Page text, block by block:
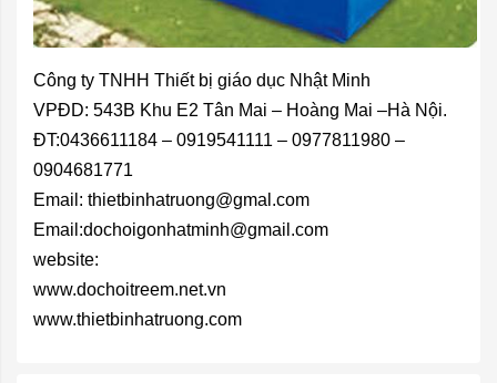
Công ty TNHH Thiết bị giáo dục Nhật Minh
VPĐD: 543B Khu E2 Tân Mai – Hoàng Mai –Hà Nội.
ĐT:0436611184 – 0919541111 – 0977811980 –
0904681771
Email: thietbinhatruong@gmal.com
Email:dochoigonhatminh@gmail.com
website:
www.dochoitreem.net.vn
www.thietbinhatruong.com